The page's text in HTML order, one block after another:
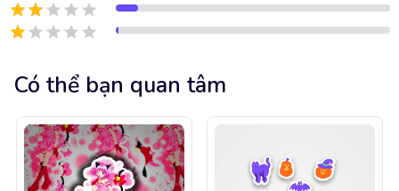
Có thể bạn quan tâm